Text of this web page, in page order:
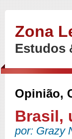
Zona
Estudos
Opinião,
Brasil,
por: Grazy